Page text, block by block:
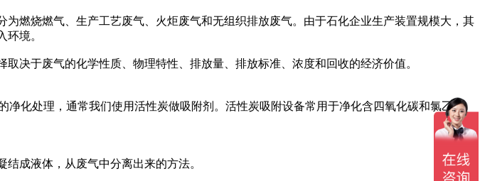
燃烧燃气、生产工艺废气、火炬废气和无组织排放废气。由于石化企业生产装置规模大，其
境。
决于废气的化学性质、物理特性、排放量、排放标准、浓度和回收的经济价值。
化处理，通常我们使用活性炭做吸附剂。活性炭吸附设备常用于净化含四氧化碳和氯乙烯
成液体，从废气中分离出来的方法。